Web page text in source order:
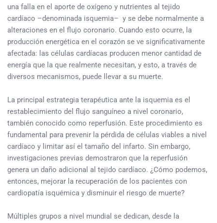
una falla en el aporte de oxígeno y nutrientes al tejido
cardíaco –denominada isquemia– y se debe normalmente a
alteraciones en el flujo coronario. Cuando esto ocurre, la
producción energética en el corazón se ve significativamente
afectada: las células cardíacas producen menor cantidad de
energía que la que realmente necesitan, y esto, a través de
diversos mecanismos, puede llevar a su muerte.
La principal estrategia terapéutica ante la isquemia es el
restablecimiento del flujo sanguíneo a nivel coronario,
también conocido como reperfusión. Este procedimiento es
fundamental para prevenir la pérdida de células viables a nivel
cardíaco y limitar así el tamaño del infarto. Sin embargo,
investigaciones previas demostraron que la reperfusión
genera un daño adicional al tejido cardíaco. ¿Cómo podemos,
entonces, mejorar la recuperación de los pacientes con
cardiopatía isquémica y disminuir el riesgo de muerte?
Múltiples grupos a nivel mundial se dedican, desde la